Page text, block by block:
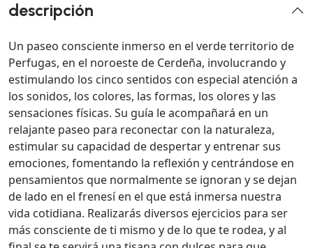
descripción
Un paseo consciente inmerso en el verde territorio de
Perfugas, en el noroeste de Cerdeña, involucrando y
estimulando los cinco sentidos con especial atención a
los sonidos, los colores, las formas, los olores y las
sensaciones físicas. Su guía le acompañará en un
relajante paseo para reconectar con la naturaleza,
estimular su capacidad de despertar y entrenar sus
emociones, fomentando la reflexión y centrándose en
pensamientos que normalmente se ignoran y se dejan
de lado en el frenesí en el que está inmersa nuestra
vida cotidiana. Realizarás diversos ejercicios para ser
más consciente de ti mismo y de lo que te rodea, y al